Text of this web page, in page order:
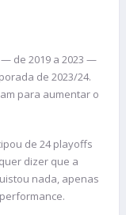
de 2019 a 2023 —
de 2023/24.
para aumentar o
de 24 playoffs
dizer que a
nada, apenas